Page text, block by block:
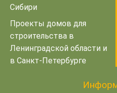
Сибири
Проекты домов для
строительства в
Ленинградской области и
в Санкт-Петербурге